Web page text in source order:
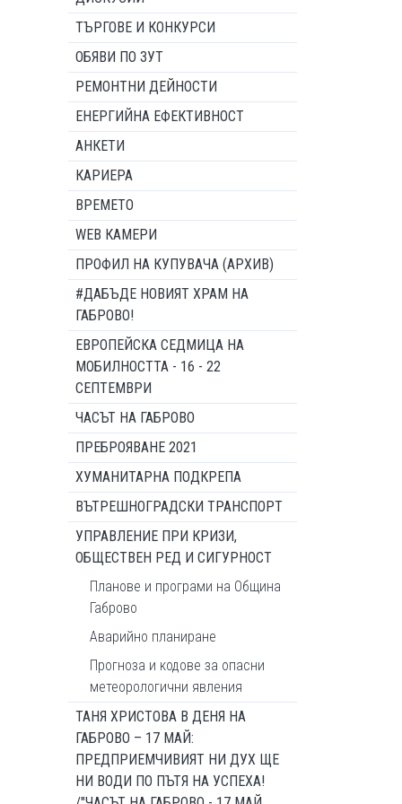
ТЪРГОВЕ И КОНКУРСИ
ОБЯВИ ПО ЗУТ
РЕМОНТНИ ДЕЙНОСТИ
ЕНЕРГИЙНА ЕФЕКТИВНОСТ
АНКЕТИ
КАРИЕРА
ВРЕМЕТО
WEB КАМЕРИ
ПРОФИЛ НА КУПУВАЧА (АРХИВ)
#ДАБЪДЕ НОВИЯТ ХРАМ НА
ГАБРОВО!
ЕВРОПЕЙСКА СЕДМИЦА НА
МОБИЛНОСТТА - 16 - 22
СЕПТЕМВРИ
ЧАСЪТ НА ГАБРОВО
ПРЕБРОЯВАНЕ 2021
ХУМАНИТАРНА ПОДКРЕПА
ВЪТРЕШНОГРАДСКИ ТРАНСПОРТ
УПРАВЛЕНИЕ ПРИ КРИЗИ,
ОБЩЕСТВЕН РЕД И СИГУРНОСТ
Планове и програми на Община
Габрово
Аварийно планиране
Прогноза и кодове за опасни
метеорологични явления
ТАНЯ ХРИСТОВА В ДЕНЯ НА
ГАБРОВО – 17 МАЙ:
ПРЕДПРИЕМЧИВИЯТ НИ ДУХ ЩЕ
НИ ВОДИ ПО ПЪТЯ НА УСПЕХА!